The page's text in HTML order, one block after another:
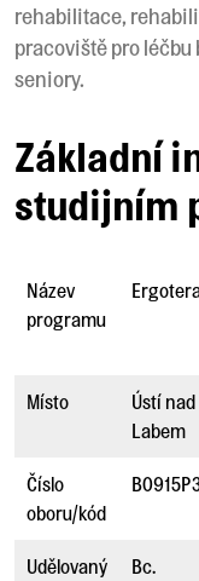
rehabilitace,
pracoviště pro
seniory.
Základní
studijním
Název
programu
Místo
Ústí nad
Labem
Číslo
oboru/kód
Udělovaný
Bc.